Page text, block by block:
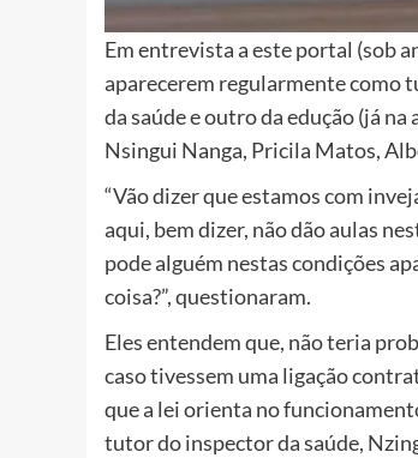
Em entrevista a este portal (sob
aparecerem regularmente como
da saúde e outro da edução (já
Nsingui Nanga, Pricila Matos,
“Vão dizer que estamos com
aqui, bem dizer, não dão aulas
pode alguém nestas condições
coisa?”, questionaram.
Eles entendem que, não teria
caso tivessem uma ligação
que a lei orienta no
tutor do inspector da saúde,